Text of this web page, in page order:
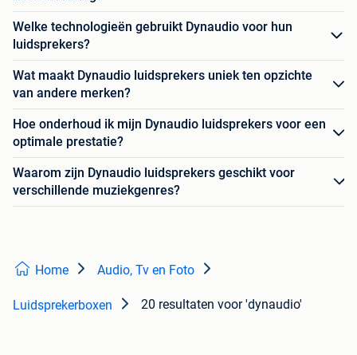
Welke technologieën gebruikt Dynaudio voor hun
luidsprekers?
Wat maakt Dynaudio luidsprekers uniek ten opzichte
van andere merken?
Hoe onderhoud ik mijn Dynaudio luidsprekers voor een
optimale prestatie?
Waarom zijn Dynaudio luidsprekers geschikt voor
verschillende muziekgenres?
Home Audio, Tv en Foto
Luidsprekerboxen 20 resultaten voor 'dynaudio'